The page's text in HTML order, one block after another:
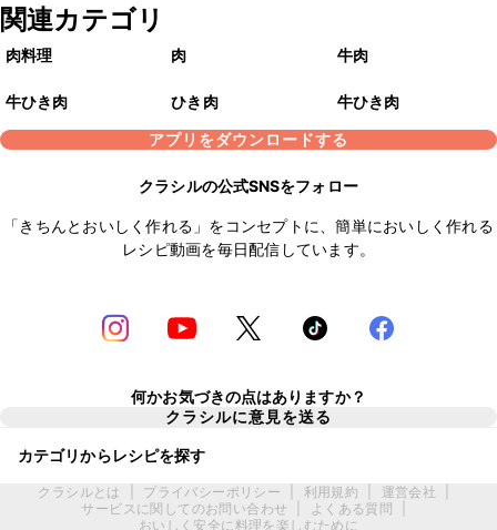
関連カテゴリ
肉料理 肉 牛肉
牛ひき肉 ひき肉
牛ひき肉
アプリをダウンロードする
クラシルの公式SNSをフォロー
「きちんとおいしく作れる」をコンセプトに、簡単においしく作れる
レシピ動画を毎日配信しています。
何かお気づきの点はありますか？
クラシルに意見を送る
カテゴリからレシピを探す
クラシルとは プライバシーポリシー 利用規約 運営会社
サービスに関してのお問い合わせ
よくある質問
おいしく安全に料理を楽しむために